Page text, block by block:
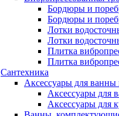
Бордюры и
Бордюры и
Лотки
Лотки
Плитка
Плитка
Сантехника
Аксессуары для ванны
Аксессуары для
Аксессуары для